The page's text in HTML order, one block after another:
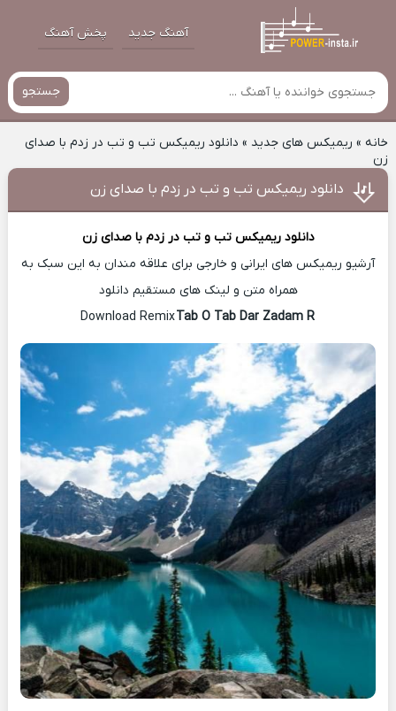
آهنگ جدید پخش آهنگ
جستجو
خانه» ریمیکس های جدید » دانلود ریمیکس تب و تب در زدم با صدای
زن
دانلود ریمیکس تب و تب در زدم با صدای زن
دانلود ریمیکس تب و تب در زدم با صدای زن
آرشیو ریمیکس های ایرانی و خارجی برای علاقه مندان به این سبک به
همراه متن و لینک های مستقیم دانلود
Tab O Tab Dar Zadam R